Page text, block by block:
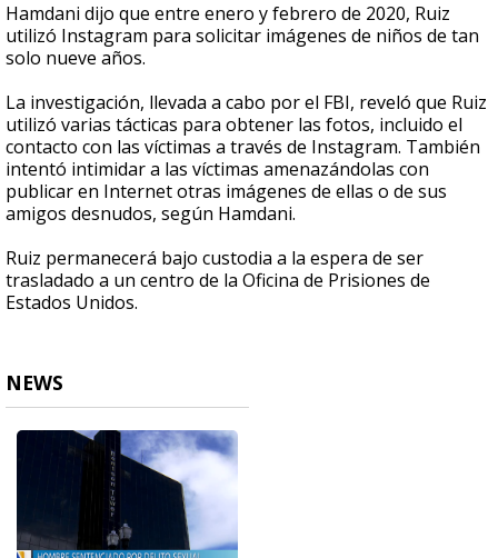
Hamdani dijo que entre enero y febrero de 2020, Ruiz
utilizó Instagram para solicitar imágenes de niños de tan
solo nueve años.
La investigación, llevada a cabo por el FBI, reveló que Ruiz
utilizó varias tácticas para obtener las fotos, incluido el
contacto con las víctimas a través de Instagram. También
intentó intimidar a las víctimas amenazándolas con
publicar en Internet otras imágenes de ellas o de sus
amigos desnudos, según Hamdani.
Ruiz permanecerá bajo custodia a la espera de ser
trasladado a un centro de la Oficina de Prisiones de
Estados Unidos.
NEWS